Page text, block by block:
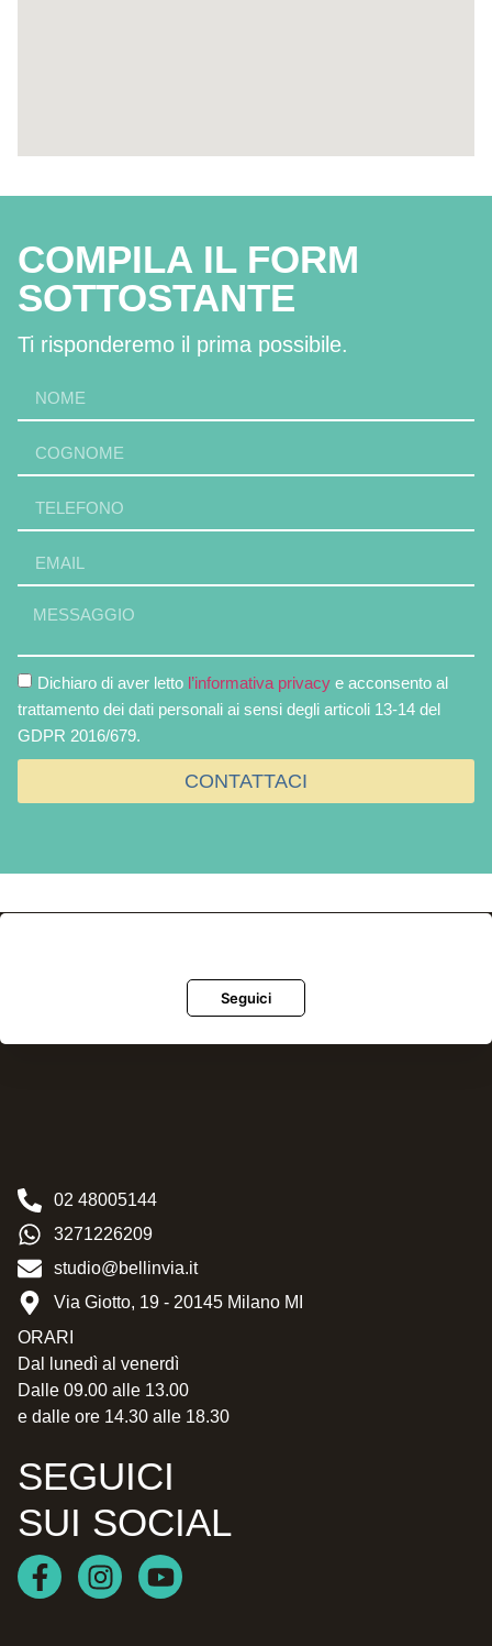
COMPILA IL FORM
SOTTOSTANTE
Ti risponderemo il prima possibile.
Dichiaro di aver letto l’informativa privacy e acconsento al
trattamento dei dati personali ai sensi degli articoli 13-14 del
GDPR 2016/679.
CONTATTACI
Seguici
02 48005144
3271226209
studio@bellinvia.it
Via Giotto, 19 - 20145 Milano MI
ORARI
Dal lunedì al venerdì
Dalle 09.00 alle 13.00
e dalle ore 14.30 alle 18.30
SEGUICI
SUI SOCIAL